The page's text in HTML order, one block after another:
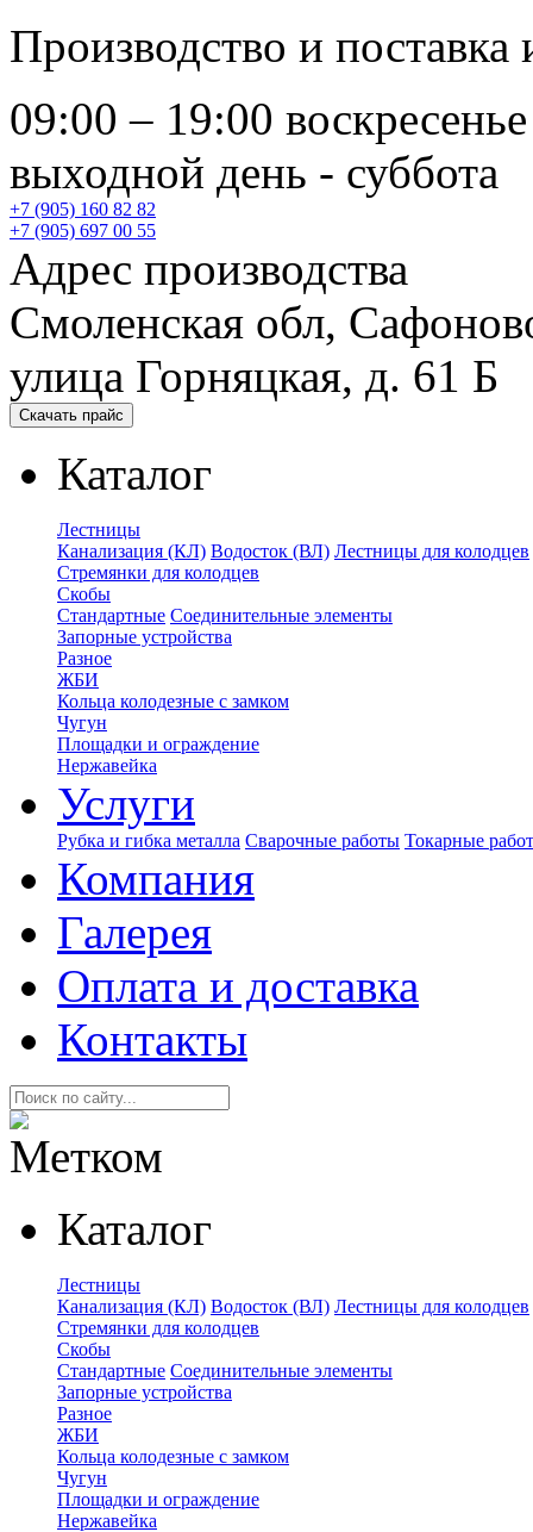
Производство и
09:00 – 19:00
выходной день - суббота
+7 (905) 160 82 82
+7 (905) 697 00 55
Адрес производства
Смоленская обл,
улица Горняцкая, д. 61 Б
Скачать прайс
Каталог
Лестницы
Канализация (КЛ) Водосток (ВЛ) Лестницы для колодцев
Стремянки для колодцев
Скобы
Стандартные Соединительные элементы
Запорные устройства
Разное
ЖБИ
Кольца колодезные с замком
Чугун
Площадки и ограждение
Нержавейка
Услуги
Рубка и гибка металла Сварочные работы Токарные
Компания
Галерея
Оплата и доставка
Контакты
Каталог
Лестницы
Канализация (КЛ) Водосток (ВЛ) Лестницы для колодцев
Стремянки для колодцев
Скобы
Стандартные Соединительные элементы
Запорные устройства
Разное
ЖБИ
Кольца колодезные с замком
Чугун
Площадки и ограждение
Нержавейка